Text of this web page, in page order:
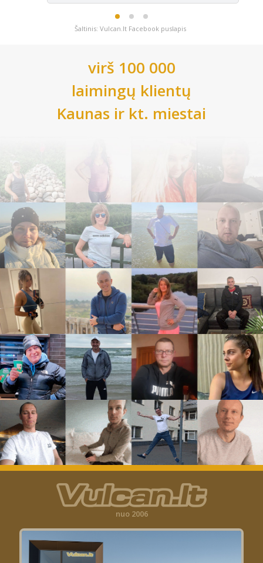
Šaltinis: Vulcan.lt Facebook puslapis
virš 100 000
laimingų klientų
Kaunas ir kt. miestai
nuo 2006